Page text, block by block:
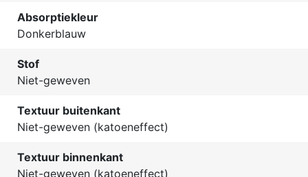
Absorptiekleur
Donkerblauw
Stof
Niet-geweven
Textuur buitenkant
Niet-geweven (katoeneffect)
Textuur binnenkant
Niet-geweven (katoeneffect)